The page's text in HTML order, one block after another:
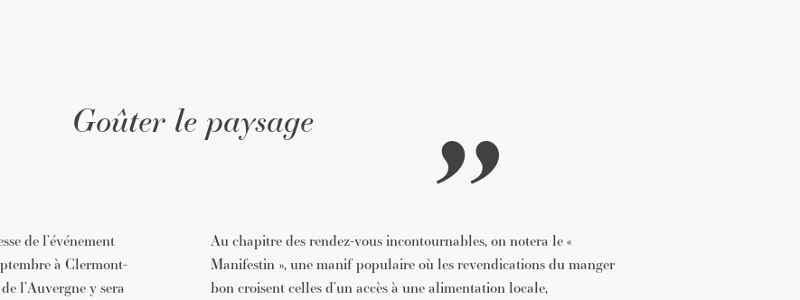
Goûter le paysage
de l’événement
à Clermont-
l’Auvergne y sera
Au chapitre des rendez-vous incontournables, on notera le «
Manifestin », une manif populaire où les revendications du manger
bon croisent celles d’un accès à une alimentation locale,